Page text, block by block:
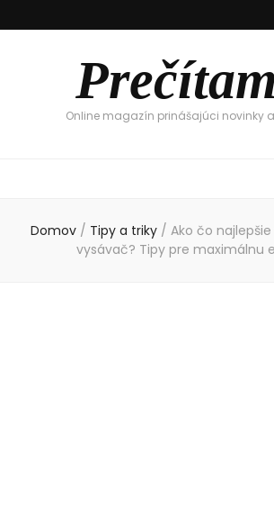
Online magazín prinášajúci novinky
Domov / Tipy a triky / Ako čo
vysávač? Tipy pre maximálnu